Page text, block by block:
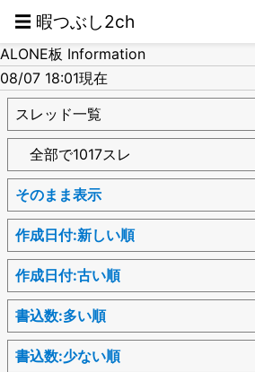
☰ 暇つぶし2ch
ALONE板 Information
08/07 18:01現在
スレッド一覧
全部で1017スレ
そのまま表示
作成日付:新しい順
作成日付:古い順
書込数:多い順
書込数:少ない順